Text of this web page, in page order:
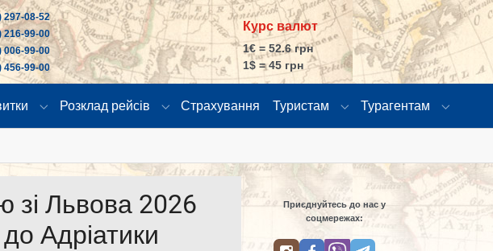
297-08-52
216-99-00
006-99-00
456-99-00
Курс валют
1€ = 52.6 грн
1$ = 45 грн
тури"for "Тури на море"
Submenu for "Квитки"
Розклад рейсів
Submenu for "Розклад рейсів"
Страхування Туристам
Submenu for "Туристам"
Турагентам
зі Львова 2026
Адріатики
Приєднуйтесь до нас у
соцмережах: